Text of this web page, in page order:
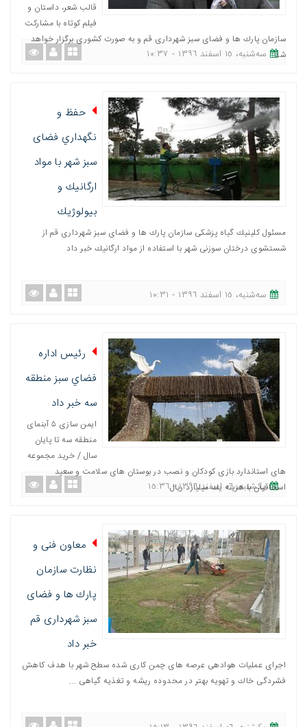
قالب شعر، داستان و
فیلم كوتاه با مشاركت
سازمان پارك ها و فضای سبز شهرداری قم و به صورت كشوری برگزار خواهد
شد. ﺳﻪشنبه، ١٥ اسفند ١٣٩٦ - ١٠:٣٧
حفظ و
نگهداري فضای
سبز شهر با مواد
ارگانيك و
بيولوژيك
مسئول كلینیك گیاه پزشكی سازمان پارك ها و فضای سبز شهرداری قم از
شستشوی درختان سوزنی شهر با استفاده از مواد ارگانیك خبر داد
ﺳﻪشنبه، ١٥ اسفند ١٣٩٦ - ١٠:٣١
رئيس اداره
فضاي سبز منطقه
سه خبر داد
ایمن سازی ۵ آبنمای
منطقه سه تا پایان
سال / خرید مجموعه
های استاندارد بازی كودكان و نصب در بوستان های سلامت و سعید
اسحاقیان با هزینه یك میلیارد ریال
یکشنبه، ٠٦ اسفند ١٣٩٦ - ١٥:٣٦
معاون فنی و
نظارت سازمان
پارك ها و فضای
سبز شهرداری قم
خبر داد
اجرای عملیات هوادهی عرصه های چمن كاری شده سطح شهر با هدف كاهش
فشردگی خاك و تهویه بهتر در محدوده ریشه و تغذیه گیاهی ...